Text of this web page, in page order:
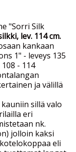
"Sorri Silk
lev. 114 cm.
kankaan
1" - leveys 135
- 114
ja välillä
sillä valo
eri
nk.
jolloin kaksi
eli